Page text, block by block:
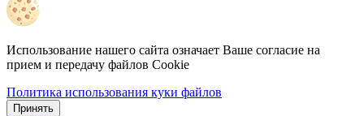
Использование нашего сайта означает Ваше согласие на
прием и передачу файлов Cookie
Политика использования куки файлов
Принять